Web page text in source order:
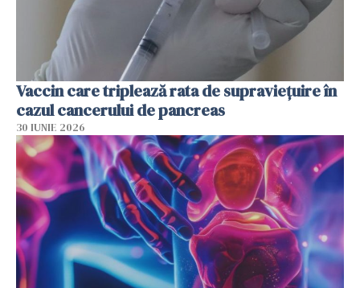
Vaccin care triplează rata de supraviețuire în
cazul cancerului de pancreas
30 IUNIE 2026